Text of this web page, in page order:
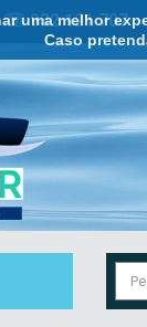
uma melhor
Caso
☏ 932 121 707